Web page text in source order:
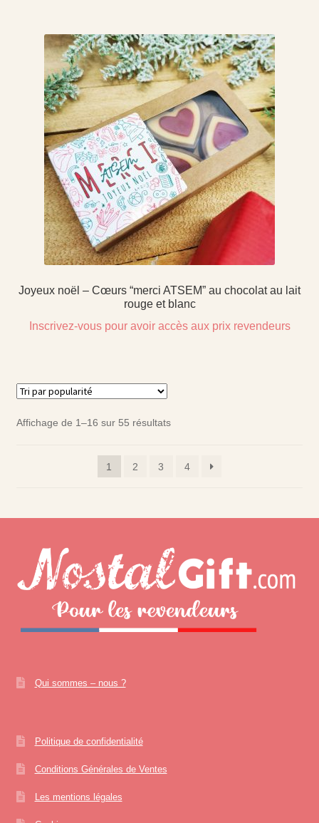
Joyeux noël – Cœurs “merci ATSEM” au chocolat au lait
rouge et blanc
Inscrivez-vous pour avoir accès aux prix revendeurs
Affichage de 1–16 sur 55 résultats
1 2 3 4
Qui sommes – nous ?
Politique de confidentialité
Conditions Générales de Ventes
Les mentions légales